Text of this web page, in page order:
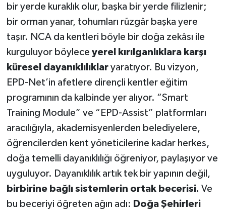
bir yerde kuraklık olur, başka bir yerde filizlenir;
bir orman yanar, tohumları rüzgâr başka yere
taşır. NCA da kentleri böyle bir doğa zekâsı ile
kurguluyor böylece yerel kırılganlıklara karşı
küresel dayanıklılıklaryaratıyor. Bu vizyon,
EPD-Net’in afetlere dirençli kentler eğitim
programının da kalbinde yer alıyor. “Smart
Training Module” ve “EPD-Assist” platformları
aracılığıyla, akademisyenlerden belediyelere,
öğrencilerden kent yöneticilerine kadar herkes,
doğa temelli dayanıklılığı öğreniyor, paylaşıyor ve
uyguluyor. Dayanıklılık artık tek bir yapının değil,
birbirine bağlı sistemlerin ortak becerisi. Ve
bu beceriyi öğreten ağın adı: Doğa Şehirleri